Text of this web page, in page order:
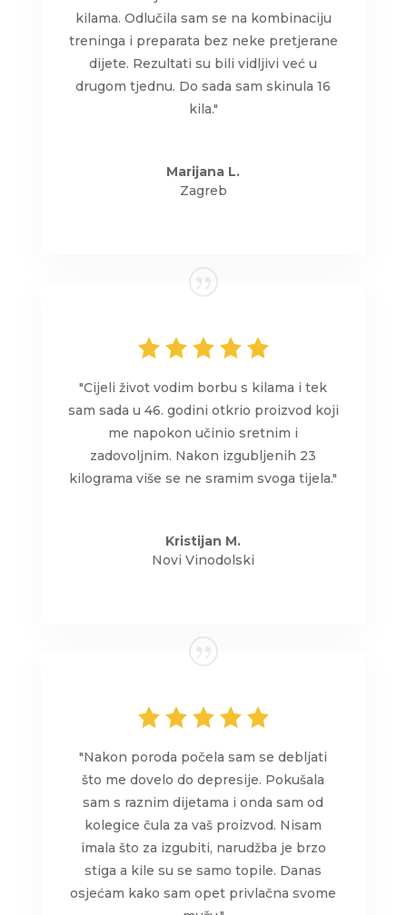
kilama. Odlučila sam se na kombinaciju
treninga i preparata bez neke pretjerane
dijete. Rezultati su bili vidljivi već u
drugom tjednu. Do sada sam skinula 16
kila."
Marijana L.
Zagreb
"Cijeli život vodim borbu s kilama i tek
sam sada u 46. godini otkrio proizvod koji
me napokon učinio sretnim i
zadovoljnim. Nakon izgubljenih 23
kilograma više se ne sramim svoga tijela."
Kristijan M.
Novi Vinodolski
"Nakon poroda počela sam se debljati
što me dovelo do depresije. Pokušala
sam s raznim dijetama i onda sam od
kolegice čula za vaš proizvod. Nisam
imala što za izgubiti, narudžba je brzo
stiga a kile su se samo topile. Danas
osjećam kako sam opet privlačna svome